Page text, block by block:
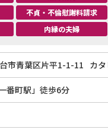
不貞・不倫慰謝料請求
内縁の夫婦
市青葉区片平1-1-11 カ
番町駅」徒歩6分